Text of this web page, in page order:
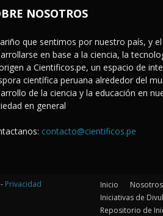
NOSOTROS
que sentimos por nuestro país, y
en base a la ciencia, la
a Cientificos.pe, un espacio de
científica peruana alrededor del
de la ciencia y la educación en
en general
contacto@cientificos.pe
Inicio Nosotros
Iniciativas de
Repositorio de
Privacidad